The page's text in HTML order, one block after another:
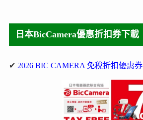
日本BicCamera優惠折扣券下載
✔ 2026 BIC CAMERA 免稅折扣優惠券